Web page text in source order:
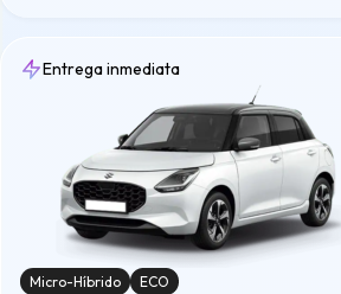
Entrega inmediata
Micro-Híbrido ECO